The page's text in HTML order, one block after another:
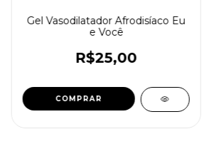
Gel Vasodilatador Afrodisíaco Eu
e Você
R$25,00